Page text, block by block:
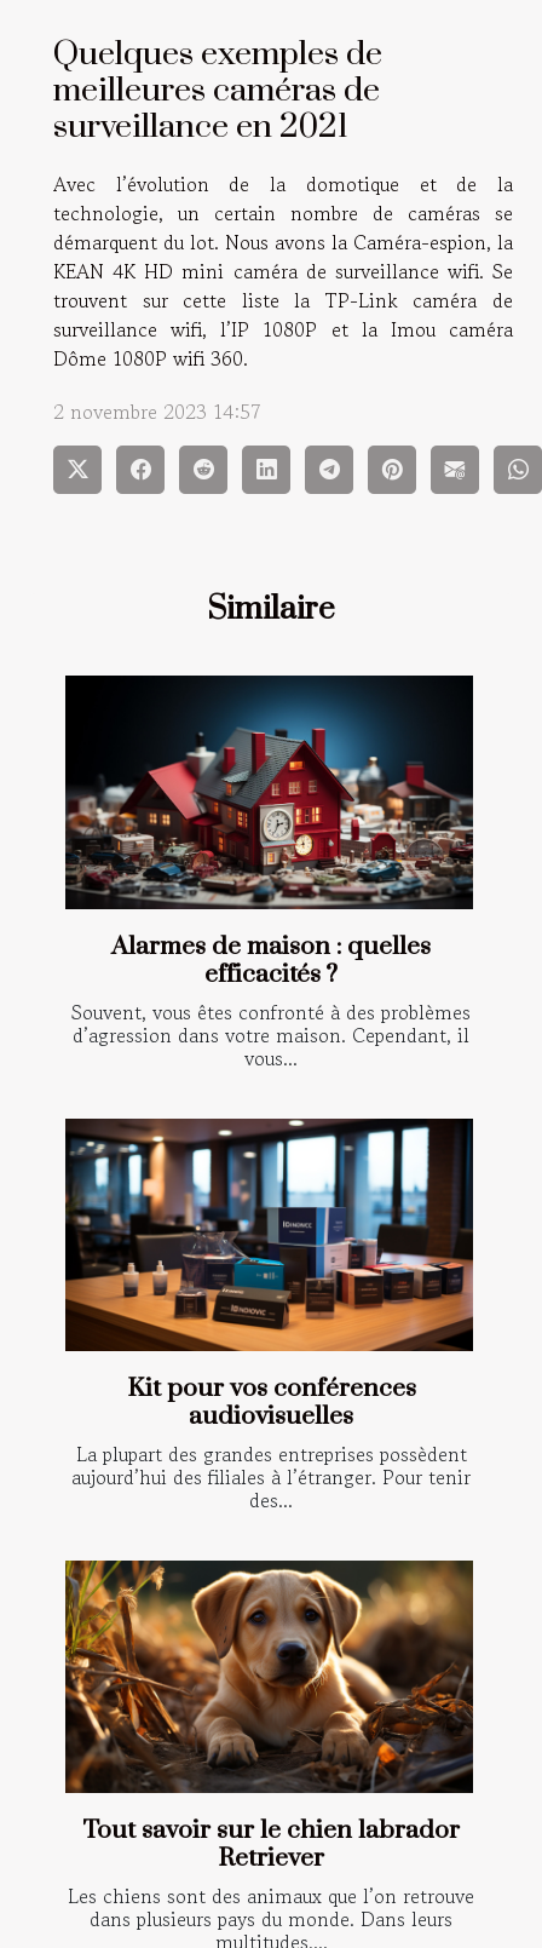
Similaire
Alarmes de maison : quelles
efficacités ?
Souvent, vous êtes confronté à des problèmes
d’agression dans votre maison. Cependant, il
vous...
Kit pour vos conférences
audiovisuelles
La plupart des grandes entreprises possèdent
aujourd’hui des filiales à l’étranger. Pour tenir
des...
Tout savoir sur le chien labrador
Retriever
Les chiens sont des animaux que l’on retrouve
dans plusieurs pays du monde. Dans leurs
Quelques exemples de
meilleures caméras de
surveillance en 2021
Avec l’évolution de la domotique et de la
technologie, un certain nombre de caméras se
démarquent du lot. Nous avons la Caméra-espion, la
KEAN 4K HD mini caméra de surveillance wifi. Se
trouvent sur cette liste la TP-Link caméra de
surveillance wifi, l’IP 1080P et la Imou caméra
Dôme 1080P wifi 360.
2 novembre 2023 14:57